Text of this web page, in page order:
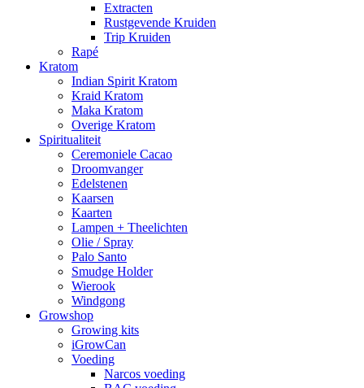
Extracten
Rustgevende Kruiden
Trip Kruiden
Rapé
Kratom
Indian Spirit Kratom
Kraid Kratom
Maka Kratom
Overige Kratom
Spiritualiteit
Ceremoniele Cacao
Droomvanger
Edelstenen
Kaarsen
Kaarten
Lampen + Theelichten
Olie / Spray
Palo Santo
Smudge Holder
Wierook
Windgong
Growshop
Growing kits
iGrowCan
Voeding
Narcos voeding